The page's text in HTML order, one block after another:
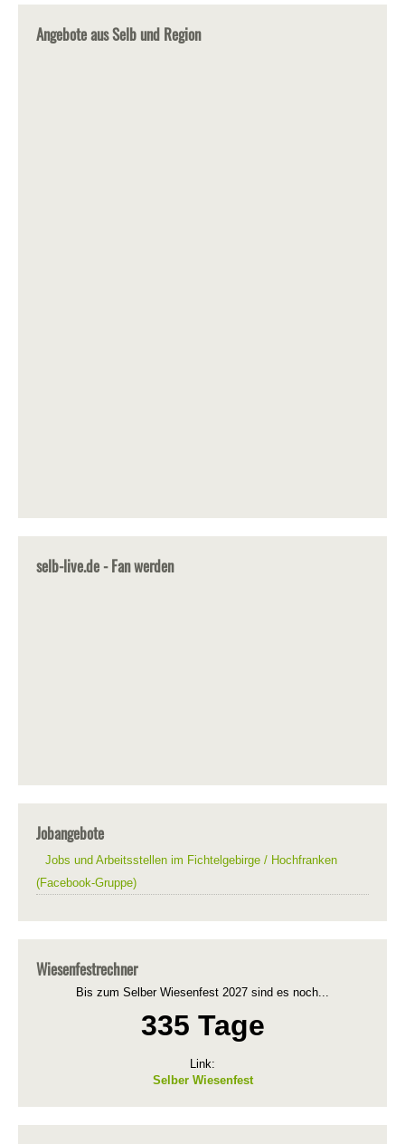
Angebote aus Selb und Region
selb-live.de - Fan werden
Jobangebote
Jobs und Arbeitsstellen im Fichtelgebirge / Hochfranken
(Facebook-Gruppe)
Wiesenfestrechner
Bis zum Selber Wiesenfest 2027 sind es noch...
335 Tage
Link:
Selber Wiesenfest